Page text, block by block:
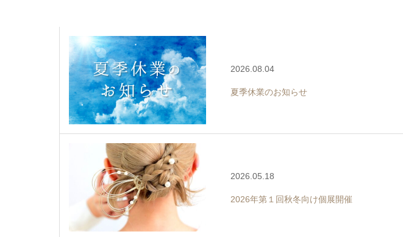
2026.08.04
夏季休業のお知らせ
2026.05.18
2026年第１回秋冬向け個展開催